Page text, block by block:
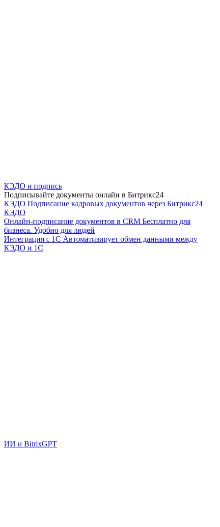
КЭДО и подпись
Подписывайте документы онлайн в Битрикс24
КЭДО Подписание кадровых документов через Битрикс24
КЭДО
Онлайн-подписание документов в CRM Бесплатно для
бизнеса. Удобно для людей
Интеграция с 1С Автоматизирует обмен данными между
КЭДО и 1С
ИИ и BitrixGPT